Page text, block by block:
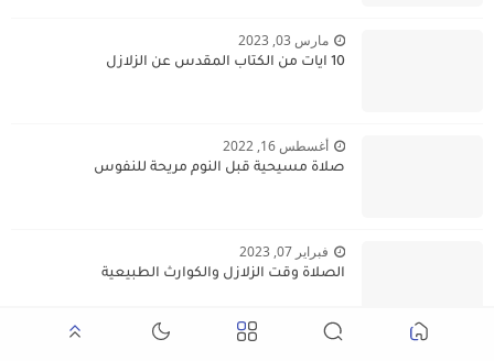
مارس 03, 2023
10 ايات من الكتاب المقدس عن الزلازل
أغسطس 16, 2022
صلاة مسيحية قبل النوم مريحة للنفوس
فبراير 07, 2023
الصلاة وقت الزلازل والكوارث الطبيعية